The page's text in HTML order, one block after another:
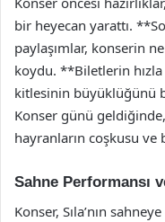
bir heyecan yarattı.
paylaşımlar, konserin
koydu. **Biletlerin hızla
kitlesinin büyüklüğünü
Konser günü geldiğinde,
hayranların coşkusu ve
Sahne Performansı
Konser, Sıla’nın